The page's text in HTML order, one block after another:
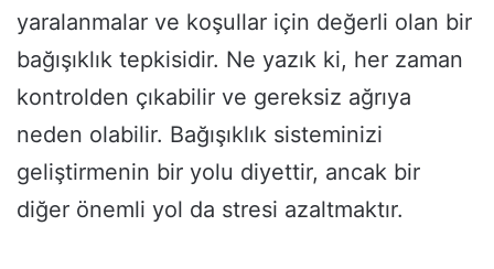
yaralanmalar ve koşullar için değerli olan bir
bağışıklık tepkisidir. Ne yazık ki, her zaman
kontrolden çıkabilir ve gereksiz ağrıya
neden olabilir. Bağışıklık sisteminizi
geliştirmenin bir yolu diyettir, ancak bir
diğer önemli yol da stresi azaltmaktır.